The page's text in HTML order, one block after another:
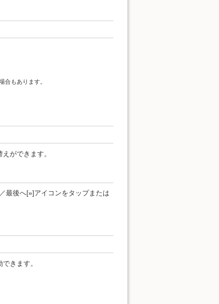
合もあります。
ができます。
最後へ[»]アイコンをタップまたは
きます。